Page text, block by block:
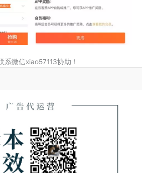
微信xiao57113协助！